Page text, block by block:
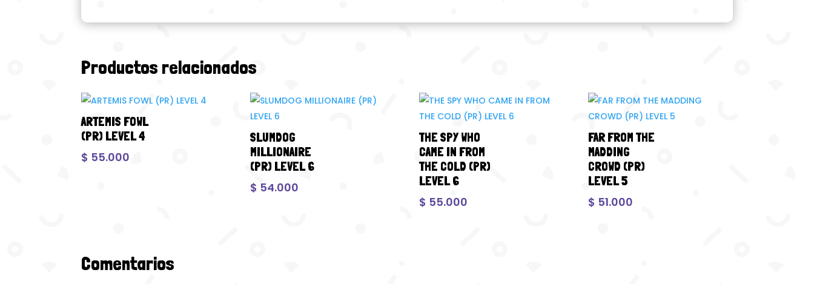
Productos relacionados
ARTEMIS FOWL
(PR) LEVEL 4
$ 55.000
SLUMDOG
MILLIONAIRE
(PR) LEVEL 6
$ 54.000
THE SPY WHO
CAME IN FROM
THE COLD (PR)
LEVEL 6
$ 55.000
FAR FROM THE
MADDING
CROWD (PR)
LEVEL 5
$ 51.000
Comentarios